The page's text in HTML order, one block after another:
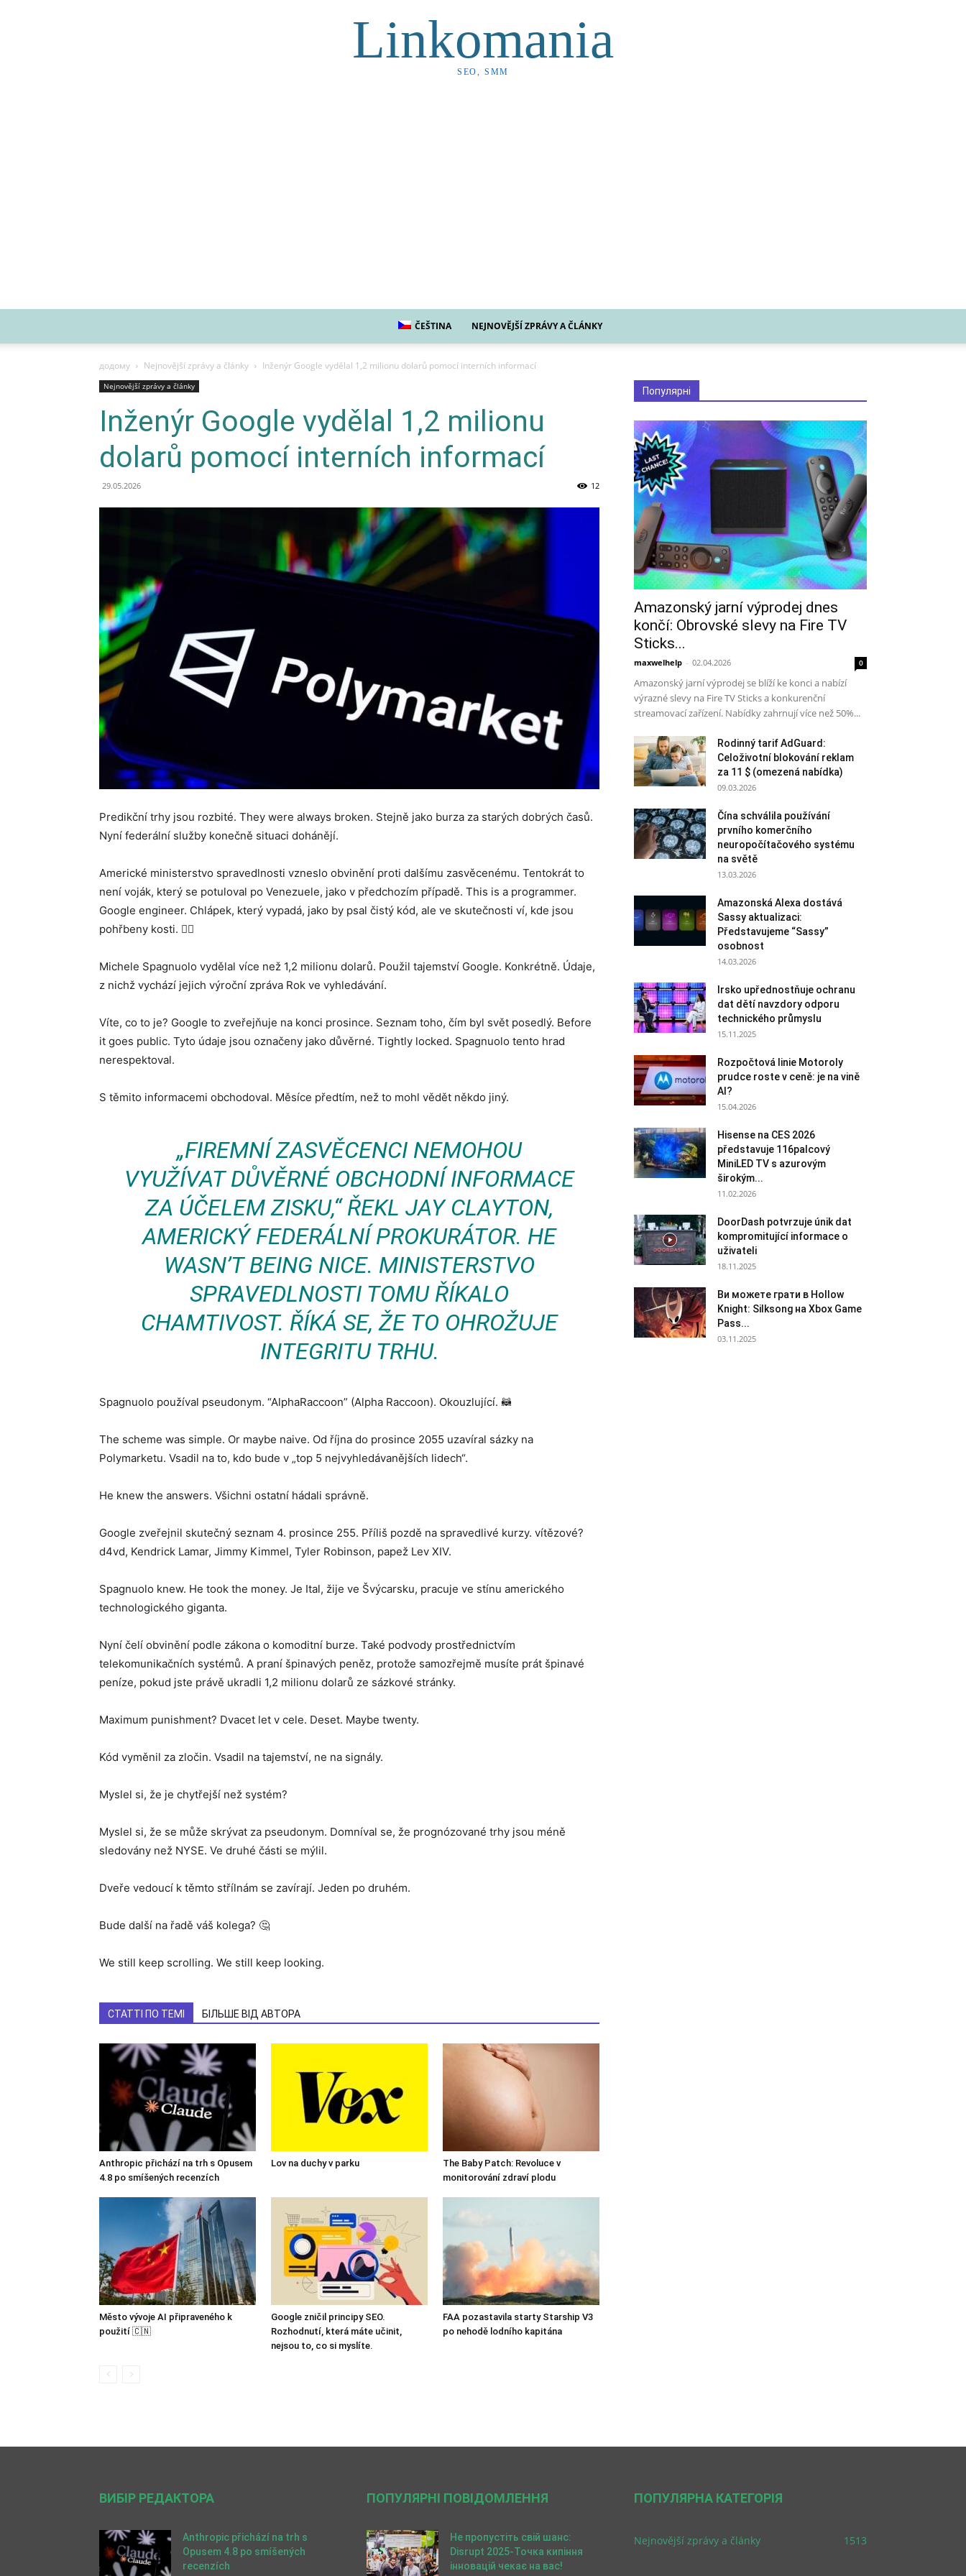
Linkomania
SEO, SMM
ČEŠTINA NEJNOVĚJŠÍ ZPRÁVY A ČLÁNKY
додому Nejnovější zprávy a články Inženýr Google vydělal 1,2 milionu dolarů pomocí interních informací
Nejnovější zprávy a články
Inženýr Google vydělal 1,2 milionu
dolarů pomocí interních informací
29.05.2026 12
Predikční trhy jsou rozbité. They were always broken. Stejně jako burza za starých dobrých časů.
Nyní federální služby konečně situaci dohánějí.
Americké ministerstvo spravedlnosti vzneslo obvinění proti dalšímu zasvěcenému. Tentokrát to
není voják, který se potuloval po Venezuele, jako v předchozím případě. This is a programmer.
Google engineer. Chlápek, který vypadá, jako by psal čistý kód, ale ve skutečnosti ví, kde jsou
pohřbeny kosti. 🕵️‍♂️
Michele Spagnuolo vydělal více než 1,2 milionu dolarů. Použil tajemství Google. Konkrétně. Údaje,
z nichž vychází jejich výroční zpráva Rok ve vyhledávání.
Víte, co to je? Google to zveřejňuje na konci prosince. Seznam toho, čím byl svět posedlý. Before
it goes public. Tyto údaje jsou označeny jako důvěrné. Tightly locked. Spagnuolo tento hrad
nerespektoval.
S těmito informacemi obchodoval. Měsíce předtím, než to mohl vědět někdo jiný.
„FIREMNÍ ZASVĚCENCI NEMOHOU
VYUŽÍVAT DŮVĚRNÉ OBCHODNÍ INFORMACE
ZA ÚČELEM ZISKU,“ ŘEKL JAY CLAYTON,
AMERICKÝ FEDERÁLNÍ PROKURÁTOR. HE
WASN’T BEING NICE. MINISTERSTVO
SPRAVEDLNOSTI TOMU ŘÍKALO
CHAMTIVOST. ŘÍKÁ SE, ŽE TO OHROŽUJE
INTEGRITU TRHU.
Spagnuolo používal pseudonym. “AlphaRaccoon” (Alpha Raccoon). Okouzlující. 🦝
The scheme was simple. Or maybe naive. Od října do prosince 2055 uzavíral sázky na
Polymarketu. Vsadil na to, kdo bude v „top 5 nejvyhledávanějších lidech“.
He knew the answers. Všichni ostatní hádali správně.
Google zveřejnil skutečný seznam 4. prosince 255. Příliš pozdě na spravedlivé kurzy. vítězové?
d4vd, Kendrick Lamar, Jimmy Kimmel, Tyler Robinson, papež Lev XIV.
Spagnuolo knew. He took the money. Je Ital, žije ve Švýcarsku, pracuje ve stínu amerického
technologického giganta.
Nyní čelí obvinění podle zákona o komoditní burze. Také podvody prostřednictvím
telekomunikačních systémů. A praní špinavých peněz, protože samozřejmě musíte prát špinavé
peníze, pokud jste právě ukradli 1,2 milionu dolarů ze sázkové stránky.
Maximum punishment? Dvacet let v cele. Deset. Maybe twenty.
Kód vyměnil za zločin. Vsadil na tajemství, ne na signály.
Myslel si, že je chytřejší než systém?
Myslel si, že se může skrývat za pseudonym. Domníval se, že prognózované trhy jsou méně
sledovány než NYSE. Ve druhé části se mýlil.
Dveře vedoucí k těmto střílnám se zavírají. Jeden po druhém.
Bude další na řadě váš kolega? 🤔
We still keep scrolling. We still keep looking.
СТАТТІ ПО ТЕМІ БІЛЬШЕ ВІД АВТОРА
Anthropic přichází na trh s Opusem
4.8 po smíšených recenzích
Lov na duchy v parku
The Baby Patch: Revoluce v
monitorování zdraví plodu
Město vývoje AI připraveného k
použití 🇨🇳
Google zničil principy SEO.
Rozhodnutí, která máte učinit,
nejsou to, co si myslíte.
FAA pozastavila starty Starship V3
po nehodě lodního kapitána
Популярні
Amazonský jarní výprodej dnes
končí: Obrovské slevy na Fire TV
Sticks...
maxwelhelp - 02.04.2026 0
Amazonský jarní výprodej se blíží ke konci a nabízí
výrazné slevy na Fire TV Sticks a konkurenční
streamovací zařízení. Nabídky zahrnují více než 50%...
Rodinný tarif AdGuard:
Celoživotní blokování reklam
za 11 $ (omezená nabídka)
09.03.2026
Čína schválila používání
prvního komerčního
neuropočítačového systému
na světě
13.03.2026
Amazonská Alexa dostává
Sassy aktualizaci:
Představujeme “Sassy”
osobnost
14.03.2026
Irsko upřednostňuje ochranu
dat dětí navzdory odporu
technického průmyslu
15.11.2025
Rozpočtová linie Motoroly
prudce roste v ceně: je na vině
AI?
15.04.2026
Hisense na CES 2026
představuje 116palcový
MiniLED TV s azurovým
širokým...
11.02.2026
DoorDash potvrzuje únik dat
kompromitující informace o
uživateli
18.11.2025
Ви можете грати в Hollow
Knight: Silksong на Xbox Game
Pass...
03.11.2025
ВИБІР РЕДАКТОРА
Anthropic přichází na trh s
Opusem 4.8 po smíšených
recenzích
ПОПУЛЯРНІ ПОВІДОМЛЕННЯ
Не пропустіть свій шанс:
Disrupt 2025-Точка кипіння
інновацій чекає на вас!
ПОПУЛЯРНА КАТЕГОРІЯ
Nejnovější zprávy a články 1513